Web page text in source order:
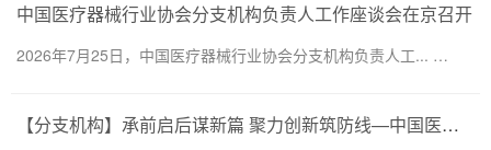
中国医疗器械行业协会分支机构负责人工作座谈会在京召开
2026年7月25日，中国医疗器械行业协会分支机构负责人工... …
【分支机构】承前启后谋新篇 聚力创新筑防线—中国医疗器械行业协会感染与控制技术专业委员会换届会暨第六届第一次会员代表大会圆满召开